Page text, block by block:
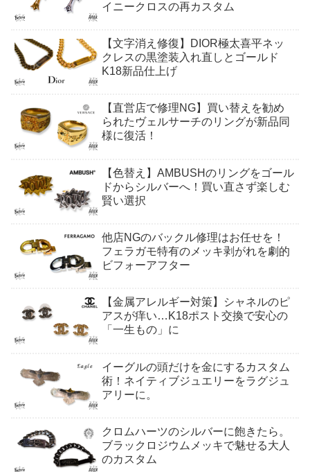
イニークロスの再カスタム
【文字消え修復】DIOR極太喜平ネッ
クレスの黒塗装入れ直しとゴールド
K18新品仕上げ
【直営店で修理NG】買い替えを勧め
られたヴェルサーチのリングが新品同
様に復活！
【色替え】AMBUSHのリングをゴール
ドからシルバーへ！買い直さず楽しむ
賢い選択
他店NGのバックル修理はお任せを！
フェラガモ特有のメッキ剥がれを劇的
ビフォーアフター
【金属アレルギー対策】シャネルのピ
アスが痒い…K18ポスト交換で安心の
「一生もの」に
イーグルの頭だけを金にするカスタム
術！ネイティブジュエリーをラグジュ
アリーに。
クロムハーツのシルバーに飽きたら。
ブラックロジウムメッキで魅せる大人
のカスタム